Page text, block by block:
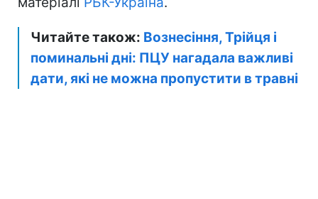
Читайте також: Вознесіння, Трійця і
поминальні дні: ПЦУ нагадала важливі
дати, які не можна пропустити в травні